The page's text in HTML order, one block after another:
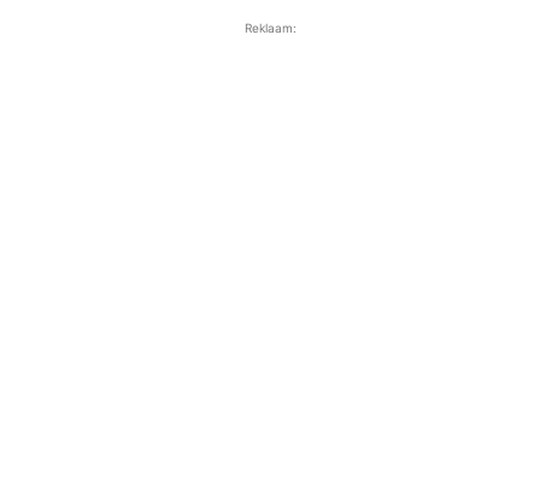
Reklaam: